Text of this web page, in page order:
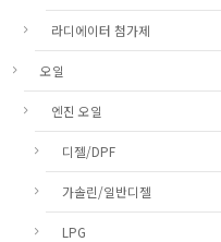
라디에이터 첨가제
오일
엔진 오일
디젤/DPF
가솔린/일반디젤
LPG